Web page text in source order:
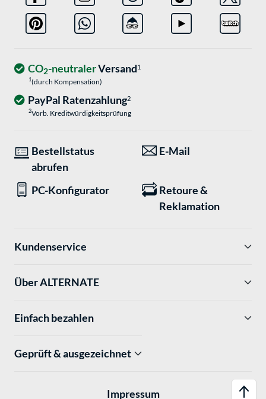
CO2-neutralerVersand1
1(durch Kompensation)
PayPal Ratenzahlung2
2Vorb. Kreditwürdigkeitsprüfung
Bestellstatus
abrufen
E-Mail
PC-Konfigurator
Retoure &
Reklamation
Kundenservice
Über ALTERNATE
Einfach bezahlen
Geprüft & ausgezeichnet
Impressum